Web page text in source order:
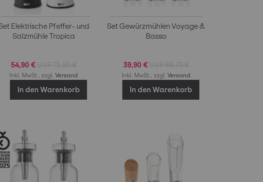
Elektrische Pfeffer- und
Salzmühle Tropica
54,90 €
Inkl. MwSt., zzgl.Versand
In den Warenkorb
Set Gewürzmühlen Voyage &
Basso
39,90 €
Inkl. MwSt., zzgl.Versand
In den Warenkorb